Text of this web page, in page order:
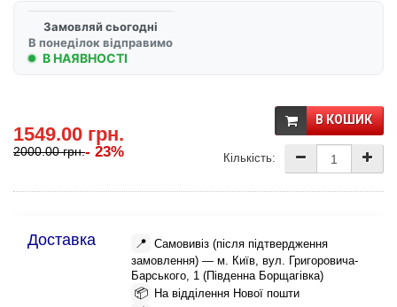
Замовляй сьогодні
В понеділок відправимо
В НАЯВНОСТІ
1549.00 грн.
- 23%
2000.00 грн.
В КОШИК
Кількість:
Доставка 📍 Самовивіз (після підтвердження
замовлення) — м. Київ, вул. Григоровича-
Барського, 1 (Південна Борщагівка)
📦 На відділення Нової пошти